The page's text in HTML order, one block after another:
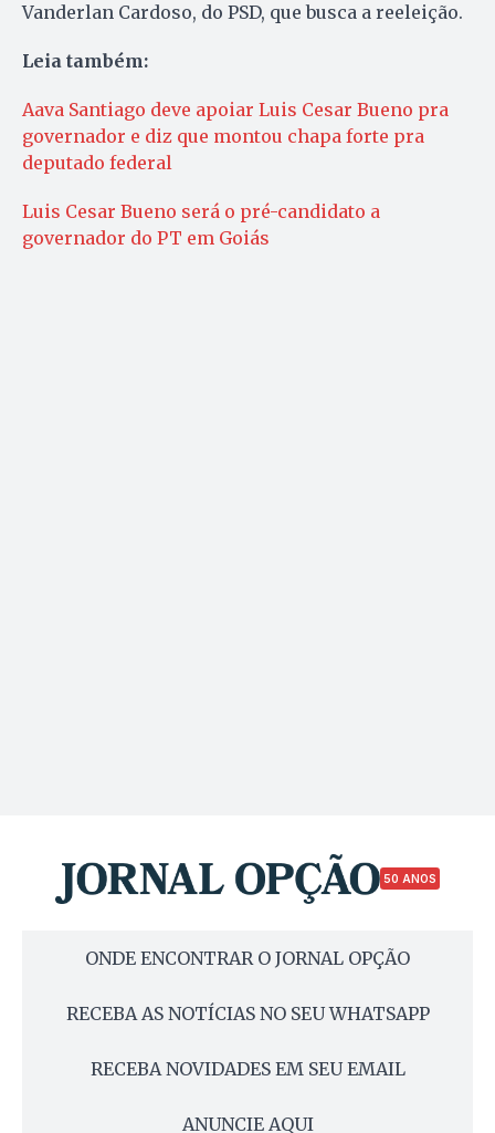
Vanderlan Cardoso, do PSD, que busca a reeleição.
Leia também:
Aava Santiago deve apoiar Luis Cesar Bueno pra
governador e diz que montou chapa forte pra
deputado federal
Luis Cesar Bueno será o pré-candidato a
governador do PT em Goiás
50 ANOS
ONDE ENCONTRAR O JORNAL OPÇÃO
RECEBA AS NOTÍCIAS NO SEU WHATSAPP
RECEBA NOVIDADES EM SEU EMAIL
ANUNCIE AQUI